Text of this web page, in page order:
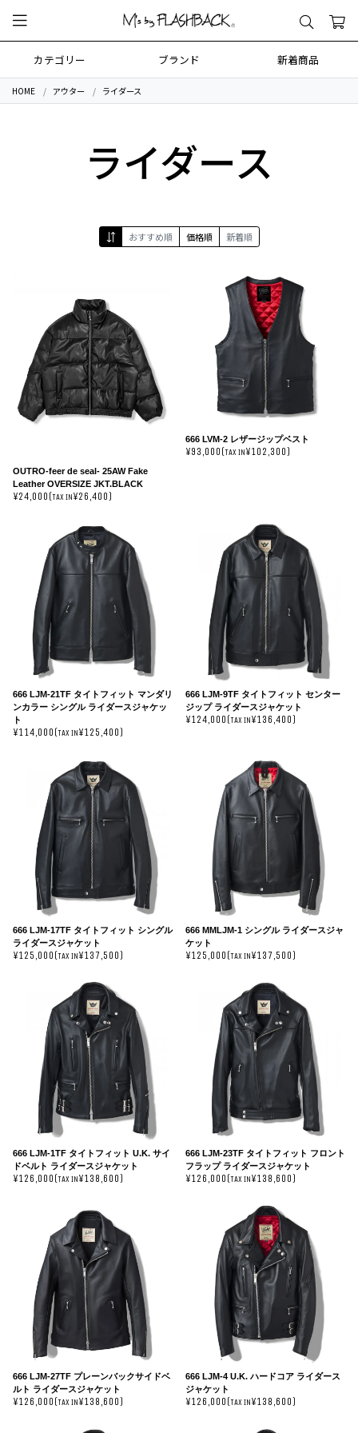
カテゴリー ブランド 新着商品
HOME アウター ライダース
ライダース
おすすめ順 価格順 新着順
OUTRO-feer de seal- 25AW Fake
Leather OVERSIZE JKT.BLACK
¥24,000(TAX IN¥26,400)
666 LVM-2 レザージップベスト
¥93,000(TAX IN¥102,300)
666 LJM-21TF タイトフィット マンダリ
ンカラー シングル ライダースジャケッ
ト
¥114,000(TAX IN¥125,400)
666 LJM-9TF タイトフィット センター
ジップ ライダースジャケット
¥124,000(TAX IN¥136,400)
666 LJM-17TF タイトフィット シングル
ライダースジャケット
¥125,000(TAX IN¥137,500)
666 MMLJM-1 シングル ライダースジャ
ケット
¥125,000(TAX IN¥137,500)
666 LJM-1TF タイトフィット U.K. サイ
ドベルト ライダースジャケット
¥126,000(TAX IN¥138,600)
666 LJM-23TF タイトフィット フロント
フラップ ライダースジャケット
¥126,000(TAX IN¥138,600)
666 LJM-27TF プレーンバックサイドベ
ルト ライダースジャケット
¥126,000(TAX IN¥138,600)
666 LJM-4 U.K. ハードコア ライダース
ジャケット
¥126,000(TAX IN¥138,600)